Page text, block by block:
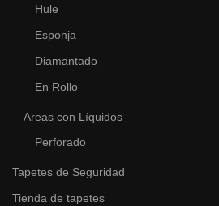
Hule
Esponja
Diamantado
En Rollo
Areas con Líquidos
Perforado
Tapetes de Seguridad
Tienda de tapetes